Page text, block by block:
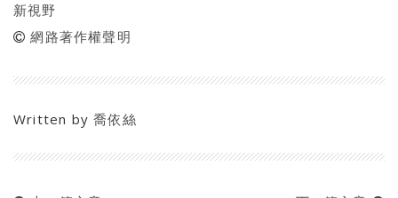
新視野
網路著作權聲明
Written by喬依絲